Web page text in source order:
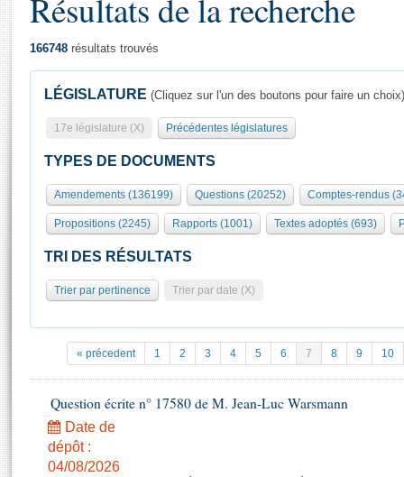
Présidence
577 députés
Groupes politiques
Séance publique
Commissions et autres organes
Europe et International
Pétitions
Projets de loi
Propositions de loi
Amendements
Textes adoptés
Rôle et pouvoirs de l'Assemblée
Organisation de l'Assemblée
Présidence Conférence des Présidents Bureau Collège des
Statistiques et chiffres clés
Documents de référence
( Constitution | Règlement de l'Assemblée ... )
Histoire
Juniors
Visiter l'Assemblée
Visite virtuelle du palais Bourbon
Assister à une séance
La Bibliothèque
Contacts et plan d'accès
Photos libres de droit
Résultats de la recherche
166748 résultats trouvés
LÉGISLATURE (Cliquez sur l'un des boutons pour faire un choix)
17e législature (X) Précédentes législatures
TYPES DE DOCUMENTS
Amendements (136199) Questions (20252) Comptes-rendus
Propositions (2245) Rapports (1001) Textes adoptés (693)
TRI DES RÉSULTATS
Trier par pertinence Trier par date (X)
« précedent 1 2 3 4 5 6 7 8 9 10
Question écrite n° 17580 de M. Jean-Luc Warsmann
Date de
dépôt :
04/08/2026